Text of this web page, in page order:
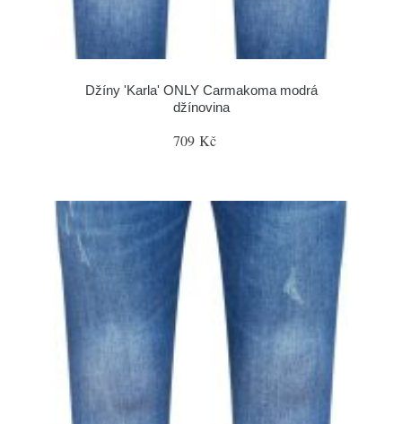
Džíny 'Karla' ONLY Carmakoma modrá
džínovina
709 Kč